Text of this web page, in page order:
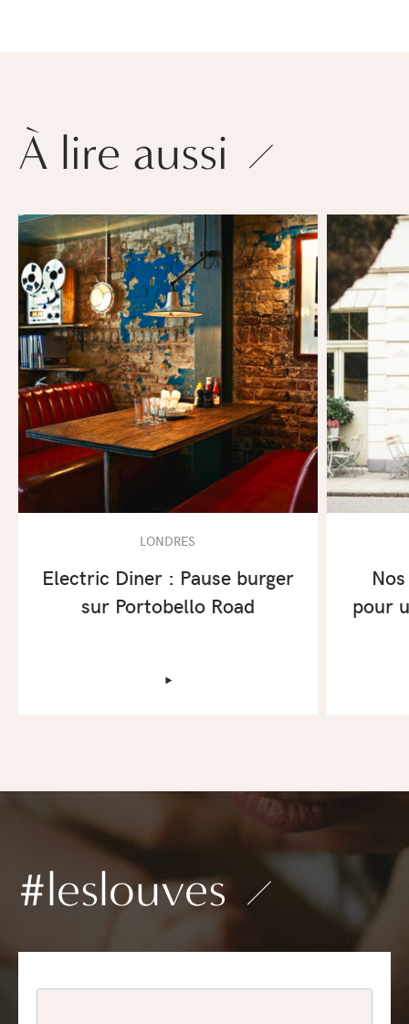
À lire aussi
LONDRES
Electric Diner : Pause burger
sur Portobello Road
‣
pour
#leslouves